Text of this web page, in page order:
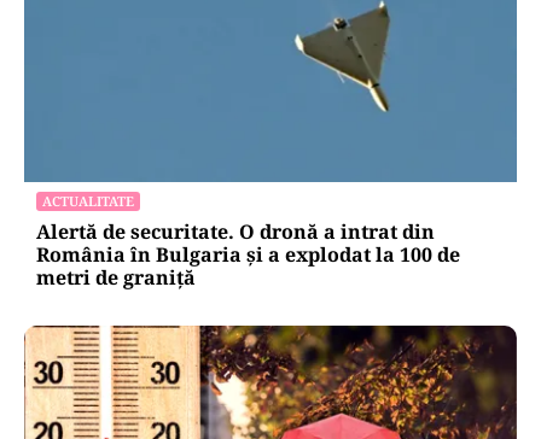
ACTUALITATE
Alertă de securitate. O dronă a intrat din
România în Bulgaria şi a explodat la 100 de
metri de graniţă